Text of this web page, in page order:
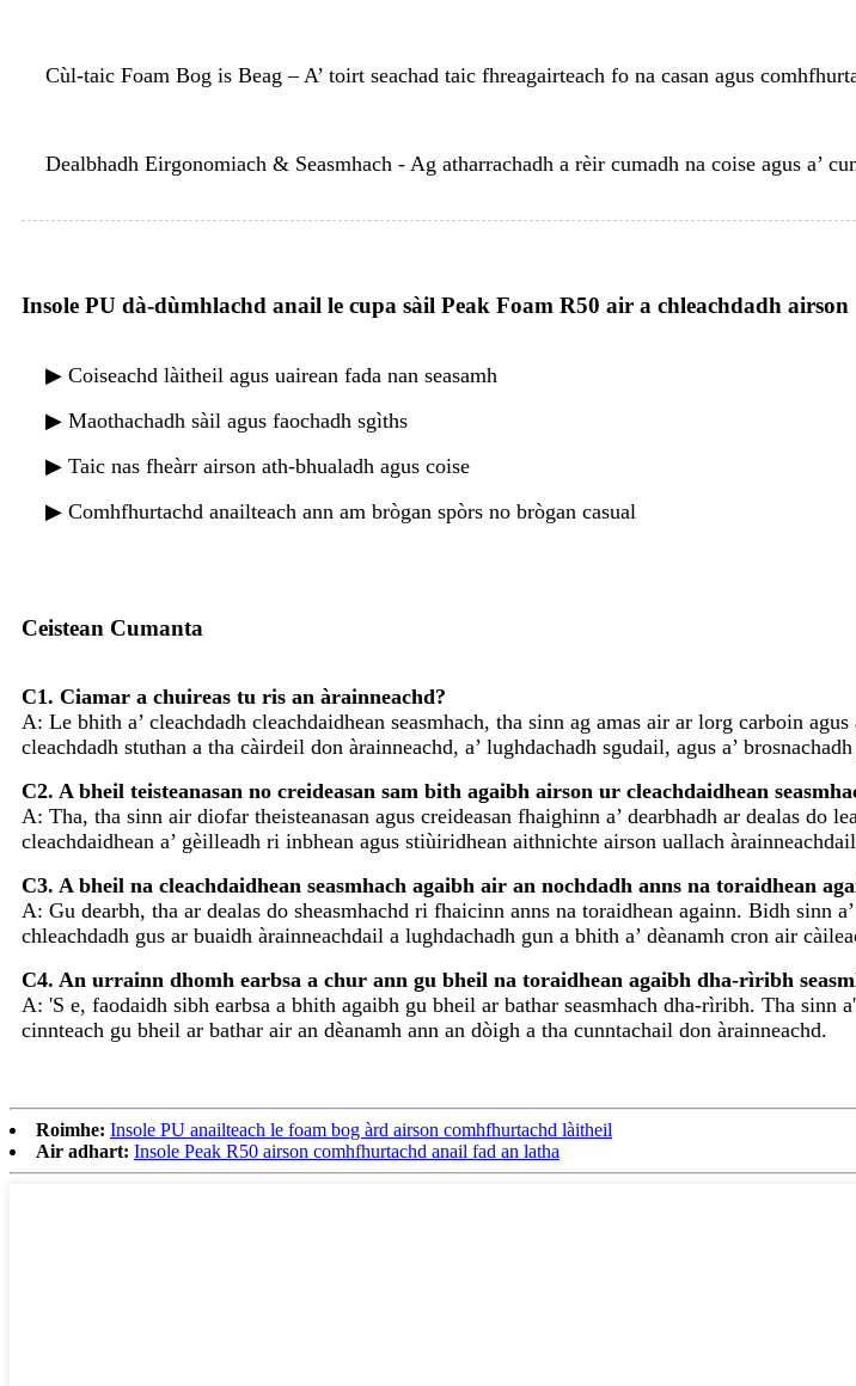
Cùl-taic Foam Bog is Beag – A’ toirt seachad taic fhreagairteach fo na casan agus
Dealbhadh Eirgonomiach & Seasmhach - Ag atharrachadh a rèir cumadh na coise agus a’
Insole PU dà-dùmhlachd anail le cupa sàil Peak Foam R50 air a chleachdadh airson
▶ Coiseachd làitheil agus uairean fada nan seasamh
▶ Maothachadh sàil agus faochadh sgìths
▶ Taic nas fheàrr airson ath-bhualadh agus coise
▶ Comhfhurtachd anailteach ann am brògan spòrs no brògan casual
Ceistean Cumanta
C1. Ciamar a chuireas tu ris an àrainneachd?
A: Le bhith a’ cleachdadh cleachdaidhean seasmhach, tha sinn ag amas air ar lorg carboin
cleachdadh stuthan a tha càirdeil don àrainneachd, a’ lughdachadh sgudail, agus a’
C2. A bheil teisteanasan no creideasan sam bith agaibh airson ur cleachdaidhean
A: Tha, tha sinn air diofar theisteanasan agus creideasan fhaighinn a’ dearbhadh ar dealas do
cleachdaidhean a’ gèilleadh ri inbhean agus stiùiridhean aithnichte airson uallach
C3. A bheil na cleachdaidhean seasmhach agaibh air an nochdadh anns na toraidhean
A: Gu dearbh, tha ar dealas do sheasmhachd ri fhaicinn anns na toraidhean againn. Bidh sinn
chleachdadh gus ar buaidh àrainneachdail a lughdachadh gun a bhith a’ dèanamh cron air
C4. An urrainn dhomh earbsa a chur ann gu bheil na toraidhean agaibh dha-rìribh
A: 'S e, faodaidh sibh earbsa a bhith agaibh gu bheil ar bathar seasmhach dha-rìribh. Tha
cinnteach gu bheil ar bathar air an dèanamh ann an dòigh a tha cunntachail don àrainneachd.
Roimhe: Insole PU anailteach le foam bog àrd airson comhfhurtachd làitheil
Air adhart: Insole Peak R50 airson comhfhurtachd anail fad an latha